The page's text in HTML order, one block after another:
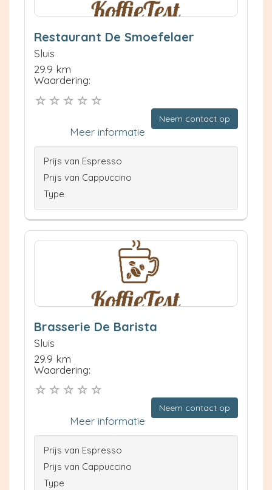
Restaurant De Smoefelaer
Sluis
29.9 km
Waardering:
Neem contact op
Meer informatie
Prijs van Espresso
Prijs van Cappuccino
Type
Brasserie De Barista
Sluis
29.9 km
Waardering:
Neem contact op
Meer informatie
Prijs van Espresso
Prijs van Cappuccino
Type